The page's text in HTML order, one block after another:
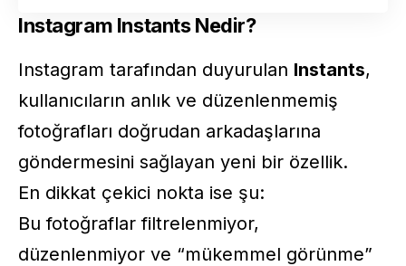
Instagram Instants Nedir?
Instagram tarafından duyurulan Instants,
kullanıcıların anlık ve düzenlenmemiş
fotoğrafları doğrudan arkadaşlarına
göndermesini sağlayan yeni bir özellik.
En dikkat çekici nokta ise şu:
Bu fotoğraflar filtrelenmiyor,
düzenlenmiyor ve “mükemmel görünme”